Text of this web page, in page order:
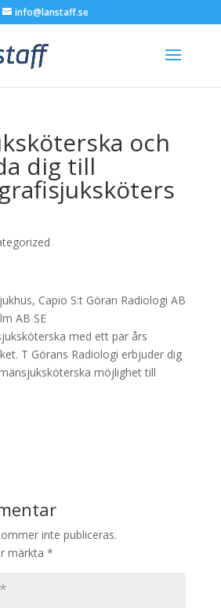
info@lanstaff.se
och
dig till
Capio S:t Göran Radiologi AB
AB SE
med ett par års
T Görans Radiologi erbjuder dig
möjlighet till
inte publiceras.
märkta *